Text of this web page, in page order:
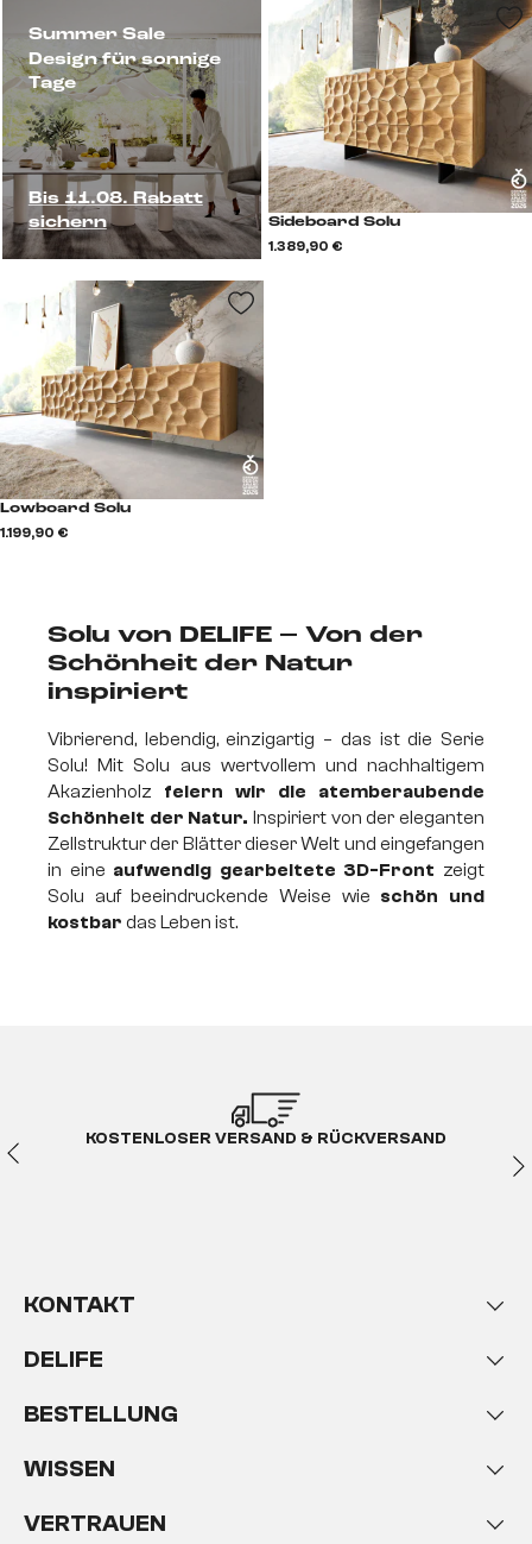
Summer Sale
Design für sonnige
Tage
Bis 11.08. Rabatt
sichern
Sideboard Solu
1.389,90 €
Lowboard Solu
1.199,90 €
Solu von DELIFE – Von der
Schönheit der Natur
inspiriert
Vibrierend, lebendig, einzigartig – das ist die Serie
Solu! Mit Solu aus wertvollem und nachhaltigem
Akazienholz feiern wir die atemberaubende
Schönheit der Natur. Inspiriert von der eleganten
Zellstruktur der Blätter dieser Welt und eingefangen
in eine aufwendig gearbeitete 3D-Front zeigt
Solu auf beeindruckende Weise wie schön und
kostbar das Leben ist.
KOSTENLOSER VERSAND & RÜCKVERSAND
KONTAKT
DELIFE
BESTELLUNG
WISSEN
VERTRAUEN